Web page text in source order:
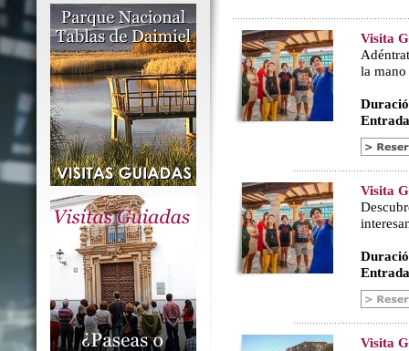
Visita
la
Visita
Visita